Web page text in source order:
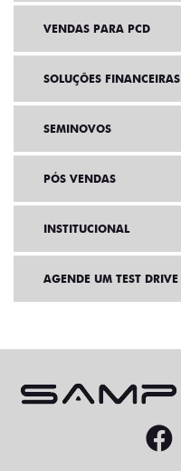
VENDAS PARA PCD
SOLUÇÕES FINANCEIRAS
SEMINOVOS
PÓS VENDAS
INSTITUCIONAL
AGENDE UM TEST DRIVE